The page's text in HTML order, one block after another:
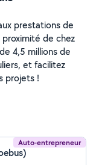
prestations de
de chez
4,5 millions de
et facilitez
projets !
Auto-entrepreneur